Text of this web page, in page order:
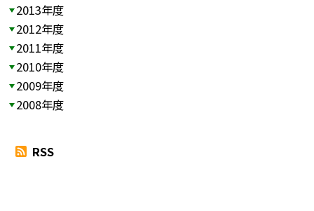
2013年度
2012年度
2011年度
2010年度
2009年度
2008年度
RSS